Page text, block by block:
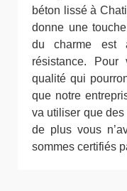
béton lissé à
donne une
du charme est
résistance.
qualité qui
que notre
va utiliser que
de plus vous
sommes certifiés